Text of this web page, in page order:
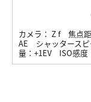
カメラ： Z f 焦点
AE
シャッタースピ
量： +1EV ISO感度